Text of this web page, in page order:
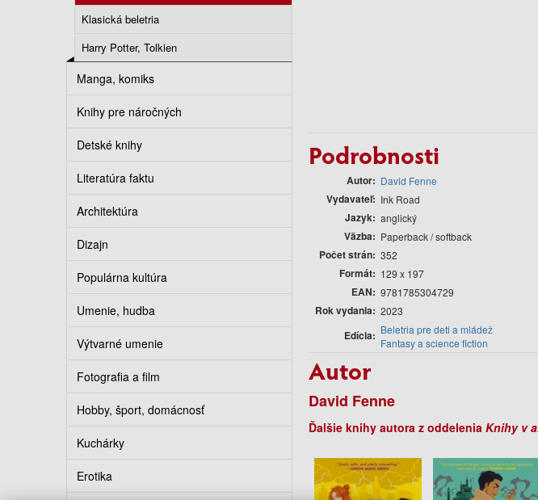
Klasická beletria
Harry Potter, Tolkien
Manga, komiks
Knihy pre náročných
Detské knihy
Literatúra faktu
Architektúra
Dizajn
Populárna kultúra
Umenie, hudba
Výtvarné umenie
Fotografia a film
Hobby, šport, domácnosť
Kuchárky
Erotika
Podrobnosti
Autor David Fenne
Vydavateľ Ink Road
Jazyk anglický
Väzba Paperback / softback
Počet strán 352
Formát 129 x 197
EAN 9781785304729
Rok vydania 2023
Edícia
Beletria pre deti a mládež
Fantasy a science fiction
Autor
David Fenne
Ďalšie knihy autora z oddelenia Knihy v